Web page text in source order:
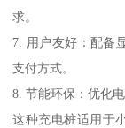
求。
7. 用户友好：配备
支付方式。
8. 节能环保：优化
这种充电桩适用于